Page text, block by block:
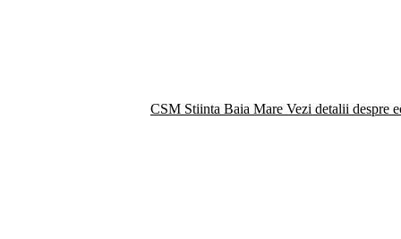
CSM Stiinta Baia Mare Vezi detalii despre